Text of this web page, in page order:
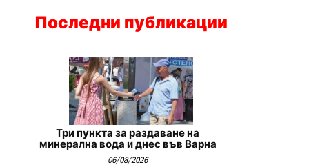
Последни публикации
Три пункта за раздаване на
минерална вода и днес във Варна
06/08/2026